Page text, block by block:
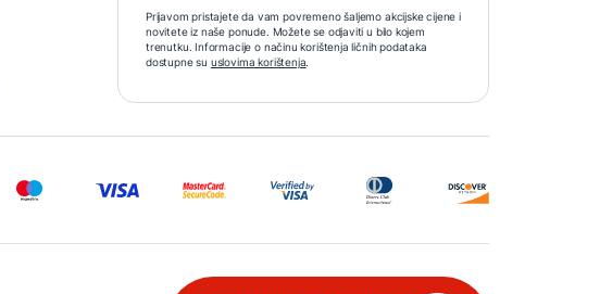
Prijavom pristajete da vam povremeno šaljemo akcijske cijene i
novitete iz naše ponude. Možete se odjaviti u bilo kojem
trenutku. Informacije o načinu korištenja ličnih podataka
dostupne su uslovima korištenja.